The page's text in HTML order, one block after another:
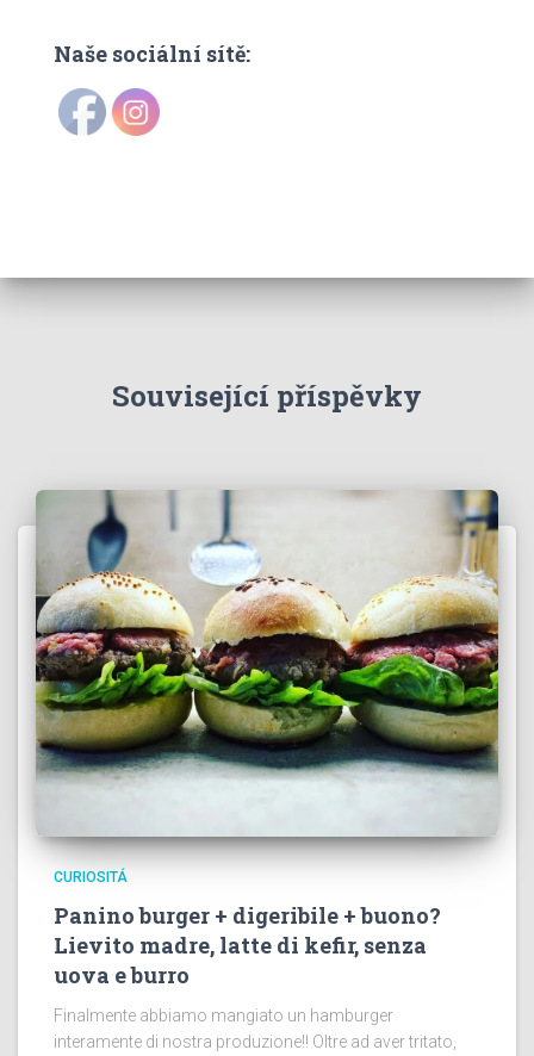
Naše sociální sítě:
Související příspěvky
CURIOSITÁ
Panino burger + digeribile + buono?
Lievito madre, latte di kefir, senza
uova e burro
Finalmente abbiamo mangiato un hamburger
interamente di nostra produzione!! Oltre ad aver tritato,